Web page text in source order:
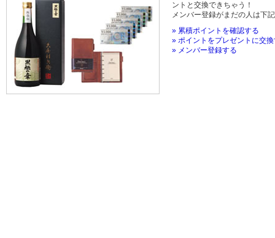
ントと交換できちゃう！
メンバー登録がまだの人は下
» 累積ポイントを確認する
» ポイントをプレゼントに交
» メンバー登録する